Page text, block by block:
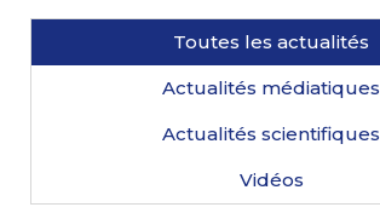
Toutes les actualités
Actualités médiatiques
Actualités scientifiques
Vidéos